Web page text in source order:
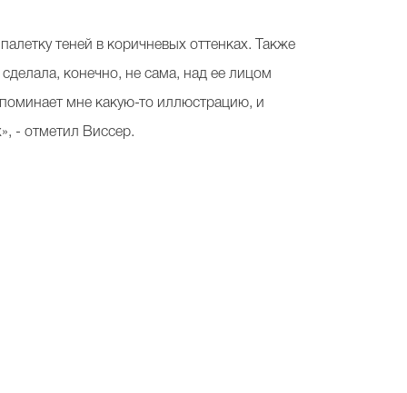
теней в коричневых оттенках. Также
конечно, не сама, над ее лицом
мне какую-то иллюстрацию, и
- отметил Виссер.